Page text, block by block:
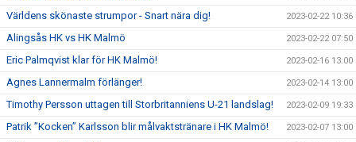
Världens skönaste strumpor - Snart nära dig! 2023-02-22 10:36
Alingsås HK vs HK Malmö 2023-02-22 07:50
Eric Palmqvist klar för HK Malmö! 2023-02-16 13:00
Agnes Lannermalm förlänger! 2023-02-14 13:00
Timothy Persson uttagen till Storbritanniens U-21 landslag! 2023-02-09 19:33
Patrik ”Kocken” Karlsson blir målvaktstränare i HK Malmö! 2023-02-07 13:00